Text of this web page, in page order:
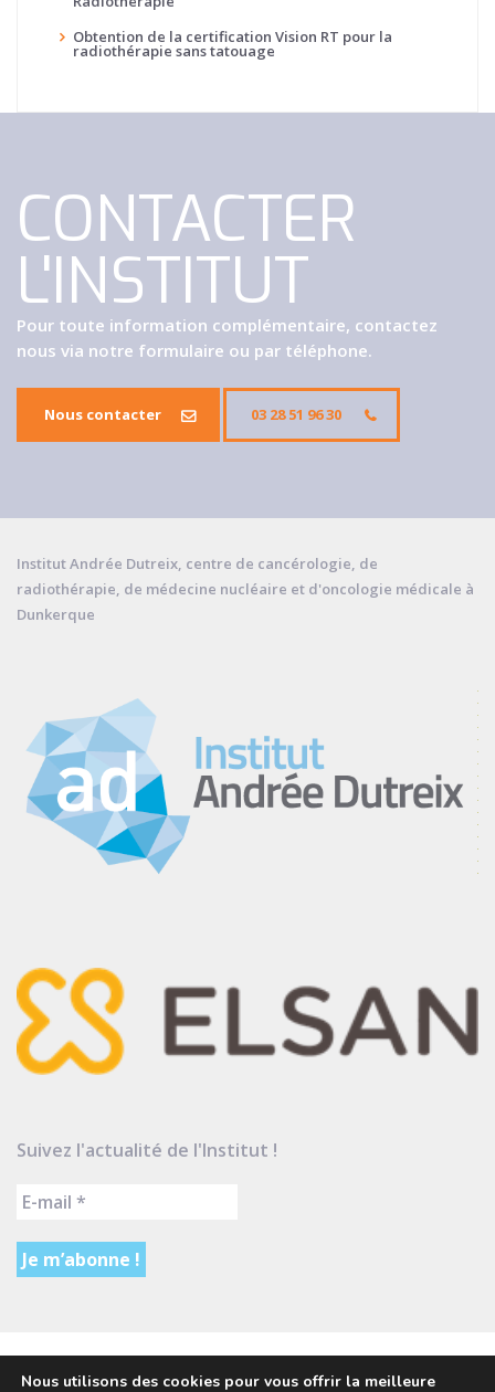
Obtention de la certification Vision RT pour la
radiothérapie sans tatouage
CONTACTER
L'INSTITUT
Pour toute information complémentaire, contactez
nous via notre formulaire ou par téléphone.
Nous contacter 03 28 51 96 30
Institut Andrée Dutreix, centre de cancérologie, de
radiothérapie, de médecine nucléaire et d'oncologie médicale à
Dunkerque
Suivez l'actualité de l'Institut !
Contact Politique de protection des données
Nous utilisons des cookies pour vous offrir la meilleure